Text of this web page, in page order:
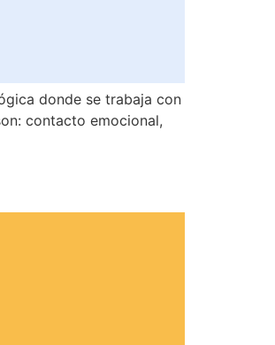
donde se trabaja con
contacto emocional,